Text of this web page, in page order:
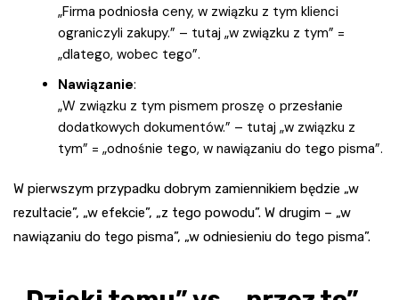
„Firma podniosła ceny, w związku z tym klienci
ograniczyli zakupy.” – tutaj „w związku z tym” =
„dlatego, wobec tego”.
Nawiązanie:
„W związku z tym pismem proszę o przesłanie
dodatkowych dokumentów.” – tutaj „w związku z
tym” = „odnośnie tego, w nawiązaniu do tego pisma”.
W pierwszym przypadku dobrym zamiennikiem będzie „w
rezultacie”, „w efekcie”, „z tego powodu”. W drugim – „w
nawiązaniu do tego pisma”, „w odniesieniu do tego pisma”.